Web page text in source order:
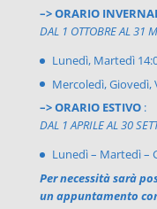
–> ORARIO
DAL 1 OTTOBRE AL 31
Lunedì, Martedì
Mercoledì, Giovedì,
–> ORARIO ESTIVO:
DAL 1 APRILE AL 30
Lunedì – Martedì –
Per necessità sarà
un appuntamento